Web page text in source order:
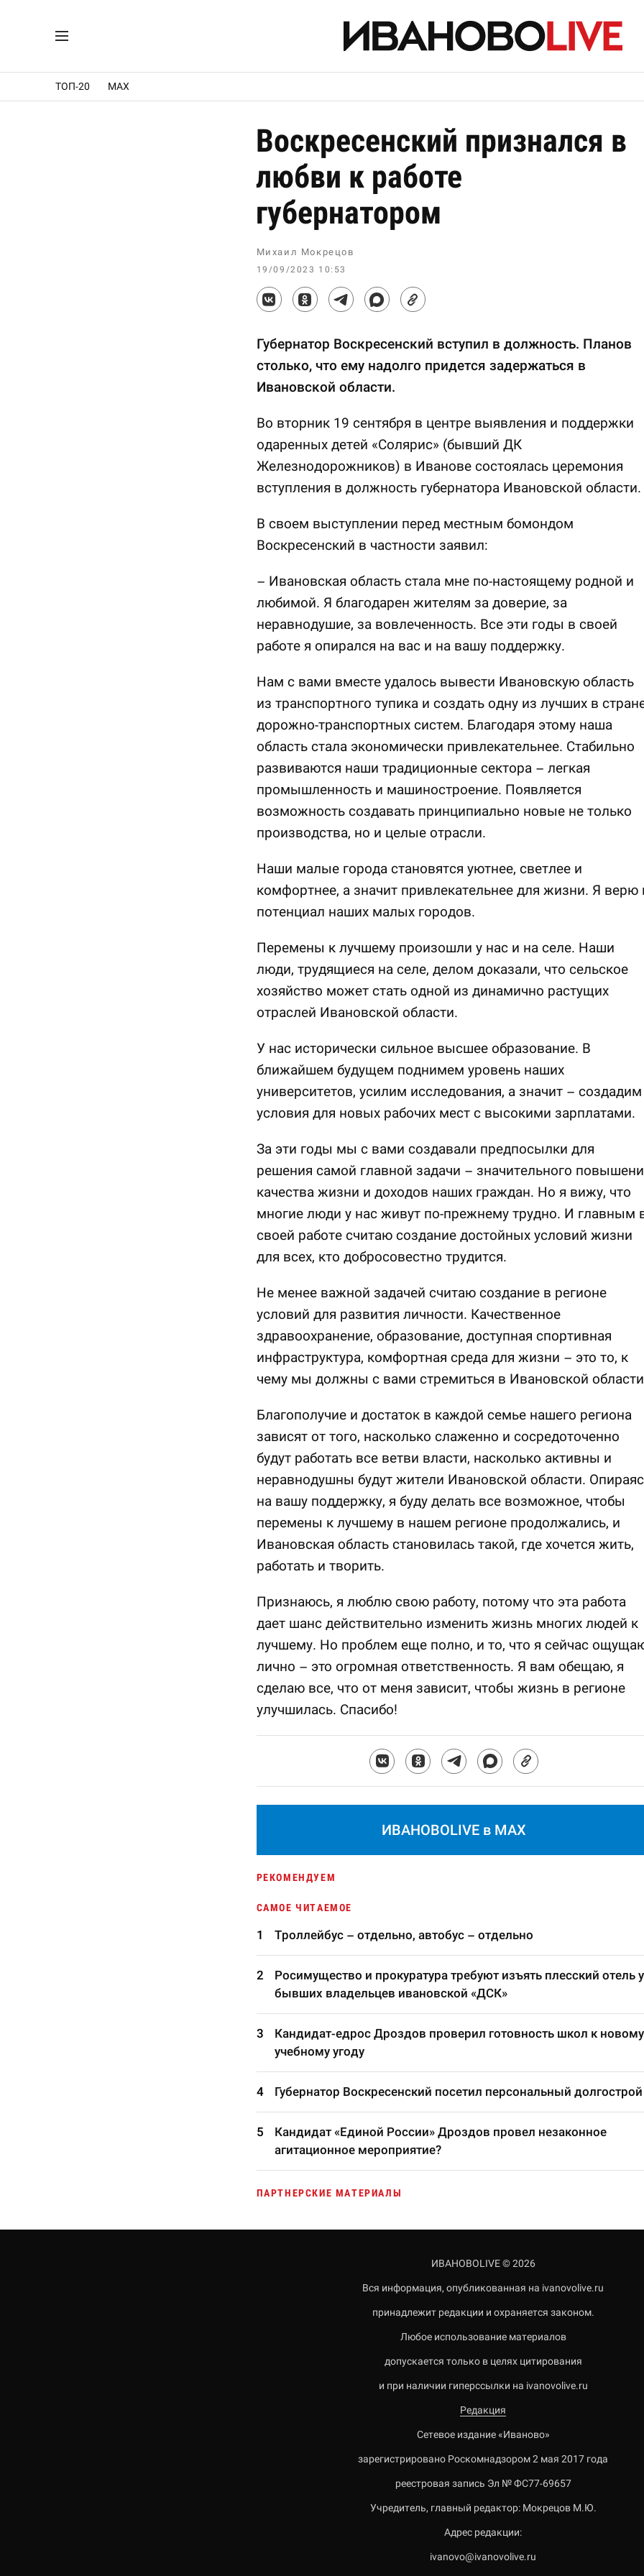
ТОП-20 MAX
Воскресенский признался в
любви к работе
губернатором
Михаил Мокрецов
19/09/2023 10:53
Губернатор Воскресенский вступил в должность. Планов
столько, что ему надолго придется задержаться в
Ивановской области.
Во вторник 19 сентября в центре выявления и поддержки
одаренных детей «Солярис» (бывший ДК
Железнодорожников) в Иванове состоялась церемония
вступления в должность губернатора Ивановской области.
В своем выступлении перед местным бомондом
Воскресенский в частности заявил:
– Ивановская область стала мне по-настоящему родной и
любимой. Я благодарен жителям за доверие, за
неравнодушие, за вовлеченность. Все эти годы в своей
работе я опирался на вас и на вашу поддержку.
Нам с вами вместе удалось вывести Ивановскую область
из транспортного тупика и создать одну из лучших в
дорожно-транспортных систем. Благодаря этому наша
область стала экономически привлекательнее. Стабильно
развиваются наши традиционные сектора – легкая
промышленность и машиностроение. Появляется
возможность создавать принципиально новые не только
производства, но и целые отрасли.
Наши малые города становятся уютнее, светлее и
комфортнее, а значит привлекательнее для жизни. Я верю
потенциал наших малых городов.
Перемены к лучшему произошли у нас и на селе. Наши
люди, трудящиеся на селе, делом доказали, что сельское
хозяйство может стать одной из динамично растущих
отраслей Ивановской области.
У нас исторически сильное высшее образование. В
ближайшем будущем поднимем уровень наших
университетов, усилим исследования, а значит – создадим
условия для новых рабочих мест с высокими зарплатами.
За эти годы мы с вами создавали предпосылки для
решения самой главной задачи – значительного
качества жизни и доходов наших граждан. Но я вижу, что
многие люди у нас живут по-прежнему трудно. И главным
своей работе считаю создание достойных условий жизни
для всех, кто добросовестно трудится.
Не менее важной задачей считаю создание в регионе
условий для развития личности. Качественное
здравоохранение, образование, доступная спортивная
инфраструктура, комфортная среда для жизни – это то, к
чему мы должны с вами стремиться в Ивановской
Благополучие и достаток в каждой семье нашего региона
зависят от того, насколько слаженно и сосредоточенно
будут работать все ветви власти, насколько активны и
неравнодушны будут жители Ивановской области.
на вашу поддержку, я буду делать все возможное, чтобы
перемены к лучшему в нашем регионе продолжались, и
Ивановская область становилась такой, где хочется жить,
работать и творить.
Признаюсь, я люблю свою работу, потому что эта работа
дает шанс действительно изменить жизнь многих людей к
лучшему. Но проблем еще полно, и то, что я сейчас
лично – это огромная ответственность. Я вам обещаю, я
сделаю все, что от меня зависит, чтобы жизнь в регионе
улучшилась. Спасибо!
ИВАНОВОLIVE в MAX
РЕКОМЕНДУЕМ
САМОЕ ЧИТАЕМОЕ
Троллейбус – отдельно, автобус – отдельно
Росимущество и прокуратура требуют изъять плесский отель у
бывших владельцев ивановской «ДСК»
Кандидат-едрос Дроздов проверил готовность школ к новому
учебному угоду
Губернатор Воскресенский посетил персональный долгострой
Кандидат «Единой России» Дроздов провел незаконное
агитационное мероприятие?
ПАРТНЕРСКИЕ МАТЕРИАЛЫ
ИВАНОВОLIVE © 2026
Вся информация, опубликованная на ivanovolive.ru
принадлежит редакции и охраняется законом.
Любое использование материалов
допускается только в целях цитирования
и при наличии гиперссылки на ivanovolive.ru
Редакция
Сетевое издание «Иваново»
зарегистрировано Роскомнадзором 2 мая 2017 года
реестровая запись Эл № ФС77-69657
Учредитель, главный редактор: Мокрецов М.Ю.
Адрес редакции:
ivanovo@ivanovolive.ru